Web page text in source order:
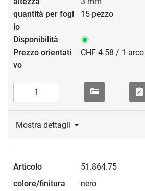
15 pezzo
CHF 4.58 / 1 arco
Mostra dettagli
51.864.75
nero